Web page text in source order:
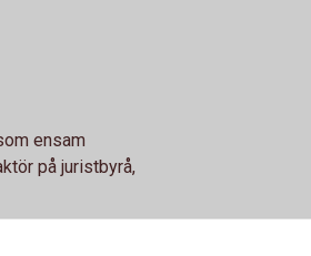
ensam
på juristbyrå,